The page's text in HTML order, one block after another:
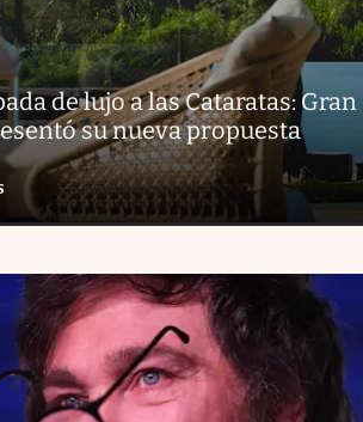
de lujo a las Cataratas: Gran
su nueva propuesta